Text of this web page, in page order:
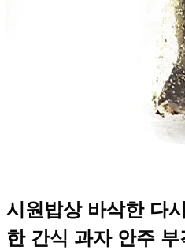
시원밥상 바삭한 다
한 간식 과자 안주 부